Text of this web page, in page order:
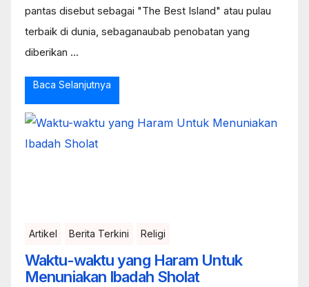
pantas disebut sebagai "The Best Island" atau pulau
terbaik di dunia, sebaganaubab penobatan yang
diberikan ...
Baca Selanjutnya
Artikel Berita Terkini Religi
Waktu-waktu yang Haram Untuk
Menuniakan Ibadah Sholat